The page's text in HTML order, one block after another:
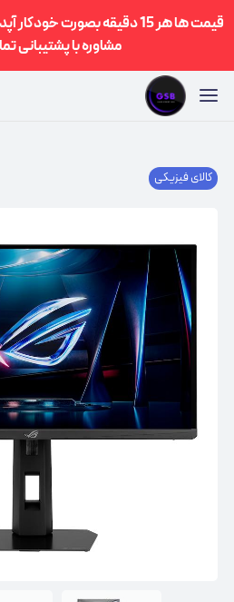
قیمت ها هر 15 دقیقه بصورت
مشاوره با پشتیبانی
کالای فیزیکی